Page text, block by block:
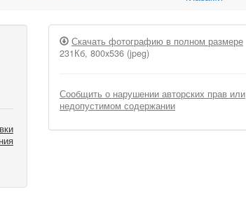
Скачать фотографию в полном размере
231Кб, 800x536 (jpeg)
Сообщить о нарушении авторских прав или
недопустимом содержании